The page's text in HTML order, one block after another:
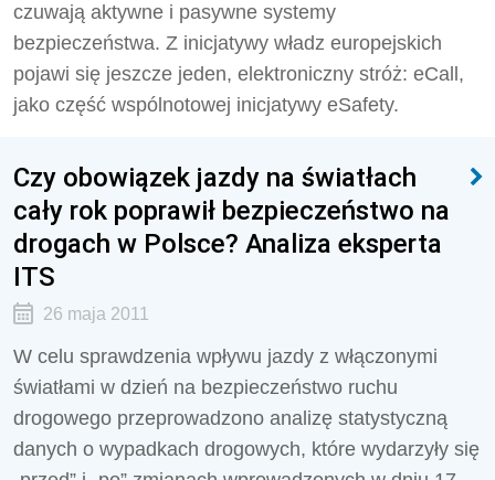
czuwają aktywne i pasywne systemy
bezpieczeństwa. Z inicjatywy władz europejskich
pojawi się jeszcze jeden, elektroniczny stróż: eCall,
jako część wspólnotowej inicjatywy eSafety.
Czy obowiązek jazdy na światłach
cały rok poprawił bezpieczeństwo na
drogach w Polsce? Analiza eksperta
ITS
26 maja 2011
W celu sprawdzenia wpływu jazdy z włączonymi
światłami w dzień na bezpieczeństwo ruchu
drogowego przeprowadzono analizę statystyczną
danych o wypadkach drogowych, które wydarzyły się